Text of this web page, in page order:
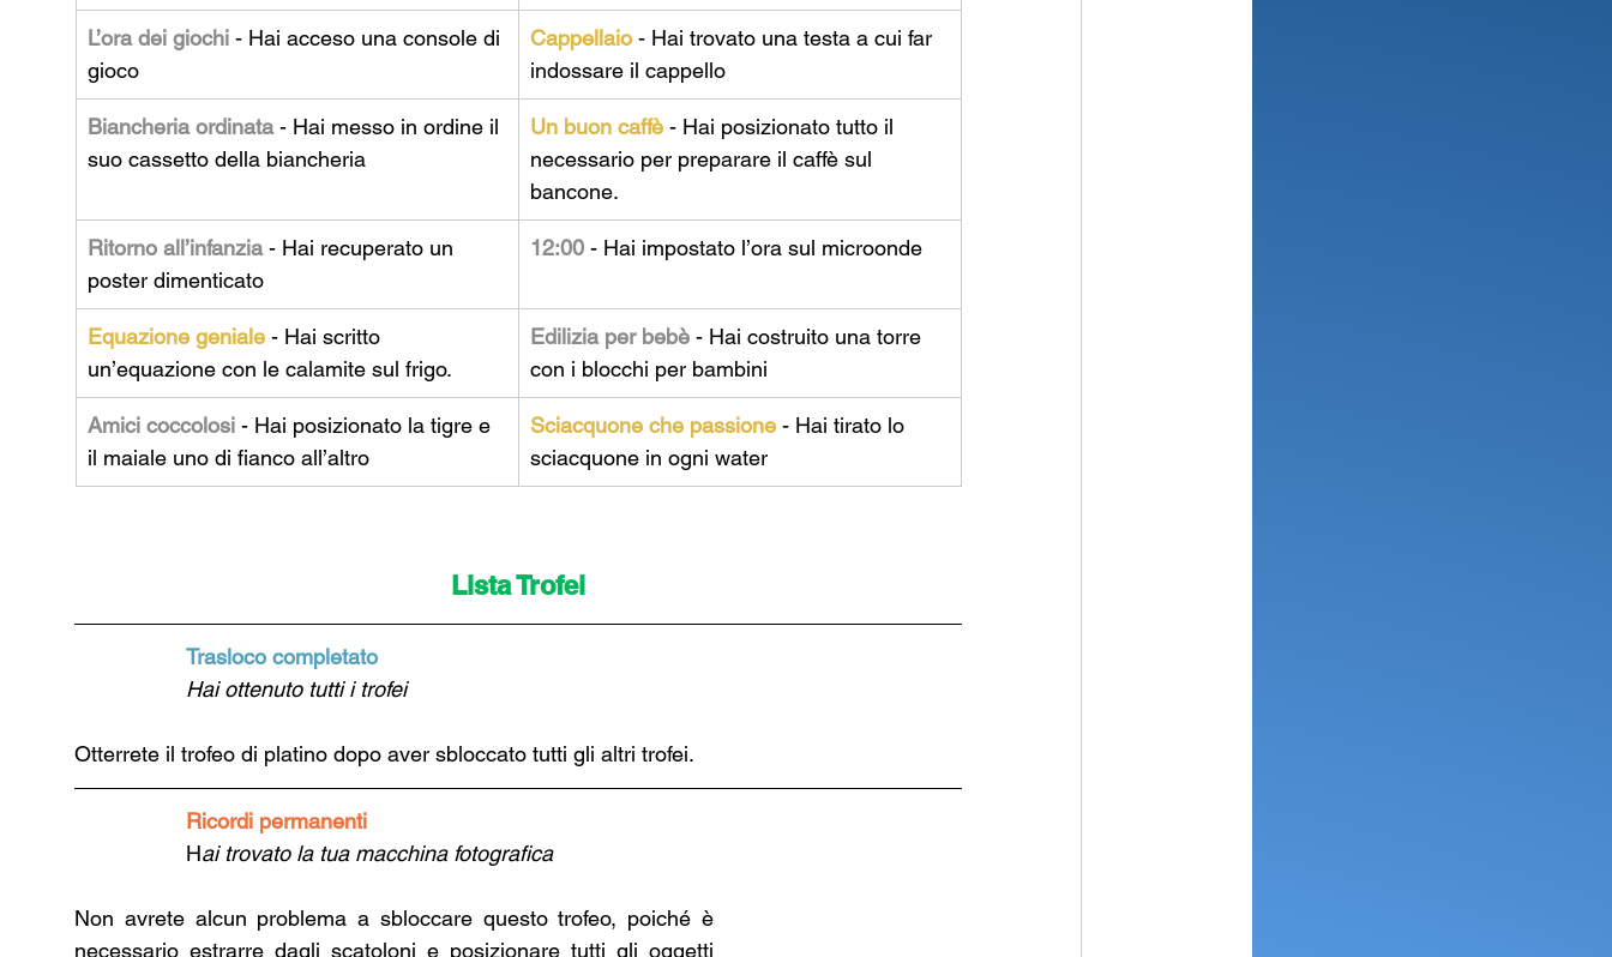
L’ora dei giochi - Hai acceso una console di
gioco
Cappellaio - Hai trovato una testa a cui far
indossare il cappello
Biancheria ordinata - Hai messo in ordine il
suo cassetto della biancheria
Un buon caffè - Hai posizionato tutto il
necessario per preparare il caffè sul
bancone.
Ritorno all’infanzia - Hai recuperato un
poster dimenticato
12:00 - Hai impostato l’ora sul microonde
Equazione geniale - Hai scritto
un’equazione con le calamite sul frigo.
Edilizia per bebè - Hai costruito una torre
con i blocchi per bambini
Amici coccolosi - Hai posizionato la tigre e
il maiale uno di fianco all’altro
Sciacquone che passione - Hai tirato lo
sciacquone in ogni water
Lista Trofei
Trasloco completato
Hai ottenuto tutti i trofei
Otterrete il trofeo di platino dopo aver sbloccato tutti gli altri trofei.
Ricordi permanenti
Hai trovato la tua macchina fotografica
Non avrete alcun problema a sbloccare questo trofeo, poiché è
necessario estrarre dagli scatoloni e posizionare tutti gli oggetti